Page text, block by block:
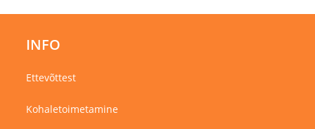
INFO
Ettevõttest
Kohaletoimetamine